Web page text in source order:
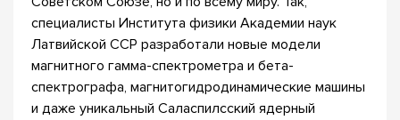
специалисты Института физики Академии наук
Латвийской ССР разработали новые модели
магнитного гамма-спектрометра и бета-
спектрографа, магнитогидродинамические машины
и даже уникальный Саласпилсский ядерный